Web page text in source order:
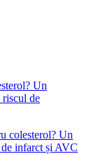
colesterol? Un
infarct și AVC